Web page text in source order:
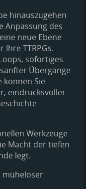
hinauszugehen
Anpassung des
neue Ebene
TTRPGs.
sofortiges
Übergänge
können Sie
eindrucksvoller
Werkzeuge
Macht der tiefen
legt.
müheloser